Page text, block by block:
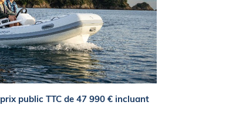
prix public TTC de 47 990 € incluant